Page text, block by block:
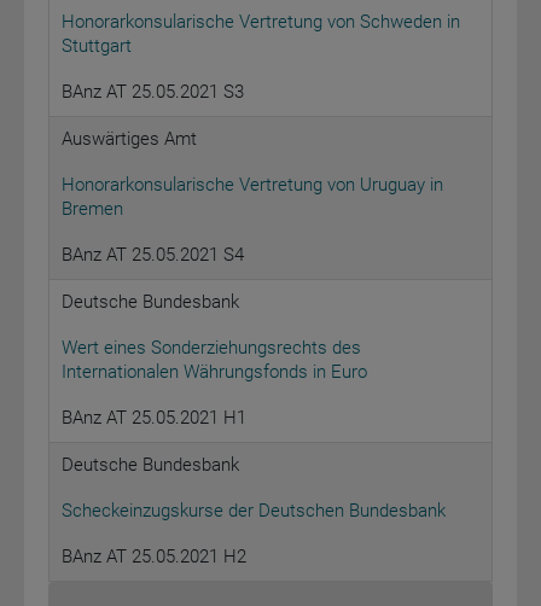
Honorarkonsularische Vertretung von Schweden in
Stuttgart
BAnz AT 25.05.2021 S3
Auswärtiges Amt
Honorarkonsularische Vertretung von Uruguay in
Bremen
BAnz AT 25.05.2021 S4
Deutsche Bundesbank
Wert eines Sonderziehungsrechts des
Internationalen Währungsfonds in Euro
BAnz AT 25.05.2021 H1
Deutsche Bundesbank
Scheckeinzugskurse der Deutschen Bundesbank
BAnz AT 25.05.2021 H2